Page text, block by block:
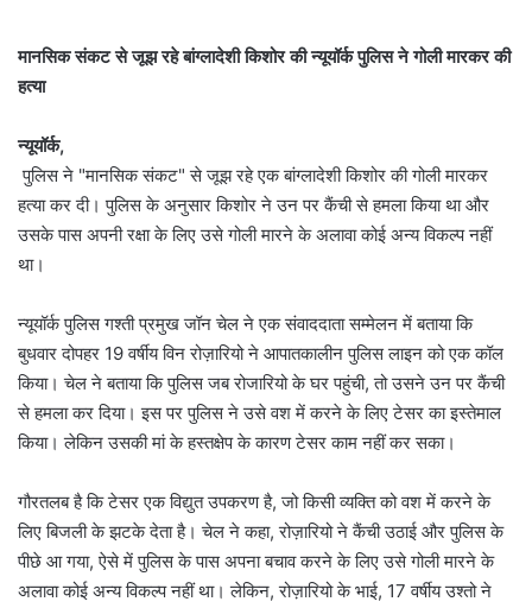
मानसिक संकट से जूझ रहे बांग्लादेशी किशोर की न्यूयॉर्क पुलिस ने गोली मारकर की
हत्या
न्यूयॉर्क,
पुलिस ने "मानसिक संकट" से जूझ रहे एक बांग्लादेशी किशोर की गोली मारकर
हत्या कर दी। पुलिस के अनुसार किशोर ने उन पर कैंची से हमला किया था और
उसके पास अपनी रक्षा के लिए उसे गोली मारने के अलावा कोई अन्य विकल्प नहीं
था।
न्यूयॉर्क पुलिस गश्ती प्रमुख जॉन चेल ने एक संवाददाता सम्मेलन में बताया कि
बुधवार दोपहर 19 वर्षीय विन रोज़ारियो ने आपातकालीन पुलिस लाइन को एक कॉल
किया। चेल ने बताया कि पुलिस जब रोजारियो के घर पहुंची, तो उसने उन पर कैंची
से हमला कर दिया। इस पर पुलिस ने उसे वश में करने के लिए टेसर का इस्तेमाल
किया। लेकिन उसकी मां के हस्तक्षेप के कारण टेसर काम नहीं कर सका।
गौरतलब है कि टेसर एक विद्युत उपकरण है, जो किसी व्यक्ति को वश में करने के
लिए बिजली के झटके देता है। चेल ने कहा, रोज़ारियो ने कैंची उठाई और पुलिस के
पीछे आ गया, ऐसे में पुलिस के पास अपना बचाव करने के लिए उसे गोली मारने के
अलावा कोई अन्य विकल्प नहीं था। लेकिन, रोज़ारियो के भाई, 17 वर्षीय उश्तो ने